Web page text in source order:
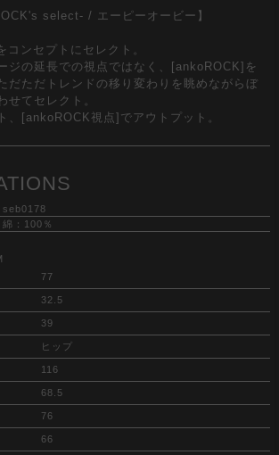
select- / エーピーオービー】
ンセプトにセレクト。
ジの延長での視点ではなく、[ankoROCK]を
だただトレンドの移り変わりを眺めながらぼ
せてセレクト。
、[ankoROCK視点]でアウトプット。
seb0178
綿：100％
77
32.5
39
ヒップ
116
68.5
76
66